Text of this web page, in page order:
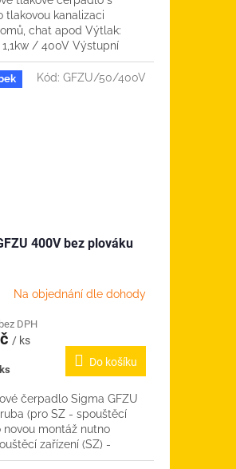
tlakovou kanalizaci
chat apod Výtlak:
/ 400V Výstupní
kabelu: 10m...
400V bez plováku
Na objednání dle dohody
DPH
/ ks
Do košíku
čerpadlo Sigma GFZU
(pro SZ - spouštěcí
novou montáž nutno
zařízení (SZ) -
zařízení Sigma 50...
Kód: GFZU/50/400V